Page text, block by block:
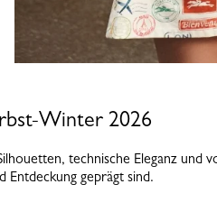
Winter 2026
technische Eleganz und
Entdeckung geprägt sind.